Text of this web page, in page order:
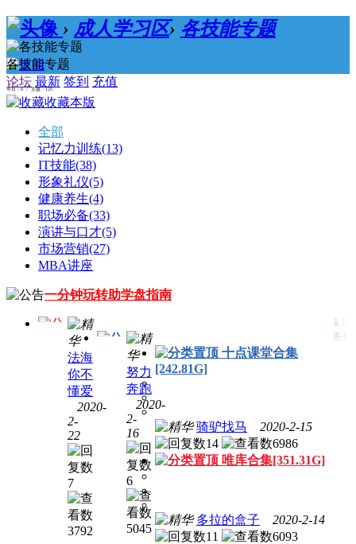
› 成人学习区› 各技能专题
论坛 最新 签到 充值
各技能专题
今日：0 / 主题：125
收藏本版
全部
记忆力训练(13)
IT技能(38)
形象礼仪(5)
健康养生(4)
职场必备(33)
演讲与口才(5)
市场营销(27)
MBA讲座
一分钟玩转助学盘指南
[32.81G]
法海
你不
懂爱
2020-
2-
22
7
3792
理合
[116.65G]
努力
奔跑
2020-
2-
16
6
5045
十点课堂合集
[242.81G]
骑驴找马
2020-2-15
14
6986
唯库合集[351.31G]
多拉的盒子
2020-2-14
11
6093